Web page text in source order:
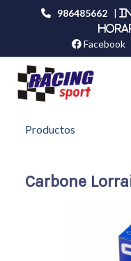
986485662 |
Facebook
Productos
Carbone